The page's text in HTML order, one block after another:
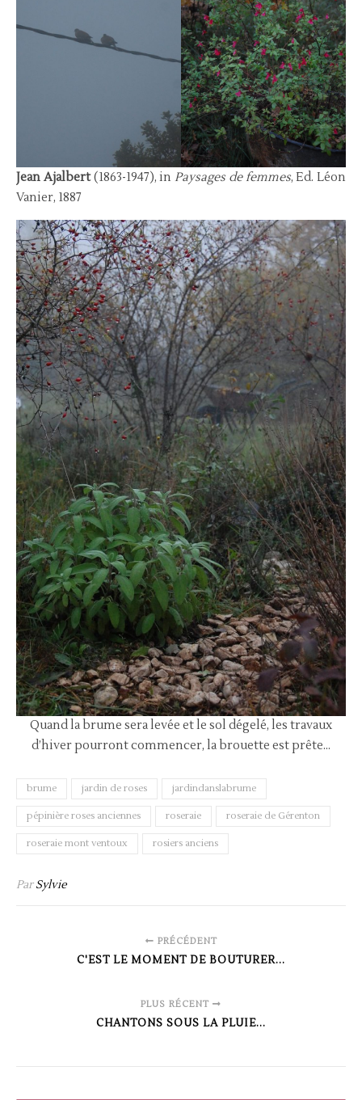
Jean Ajalbert(1863-1947), in Paysages de femmes, Ed. Léon
Vanier, 1887
Quand la brume sera levée et le sol dégelé, les travaux
d’hiver pourront commencer, la brouette est prête…
brume jardin de roses jardindanslabrume
pépinière roses anciennes roseraie roseraie de Gérenton
roseraie mont ventoux rosiers anciens
ParSylvie
PRÉCÉDENT
C'EST LE MOMENT DE BOUTURER...
PLUS RÉCENT
CHANTONS SOUS LA PLUIE...